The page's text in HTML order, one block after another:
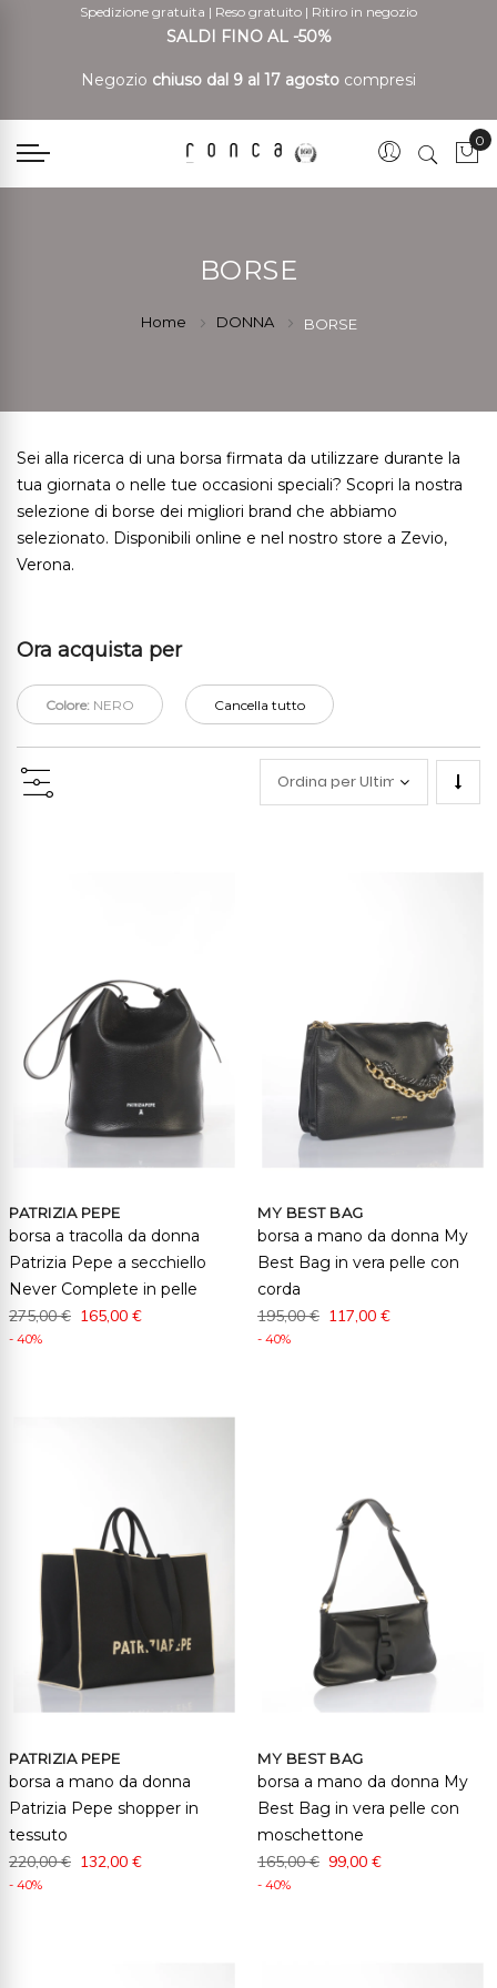
Spedizione gratuita | Reso gratuito | Ritiro in negozio
SALDI FINO AL -50%
Negozio chiuso dal 9 al 17 agosto compresi
0
BORSE
Home DONNA BORSE
Sei alla ricerca di una borsa firmata da utilizzare durante la
tua giornata o nelle tue occasioni speciali? Scopri la nostra
selezione di borse dei migliori brand che abbiamo
selezionato. Disponibili online e nel nostro store a Zevio,
Verona.
Ora acquista per
Colore: NERO Cancella tutto
PATRIZIA PEPE
borsa a tracolla da donna
Patrizia Pepe a secchiello
Never Complete in pelle
275,00 € 165,00 €
- 40%
MY BEST BAG
borsa a mano da donna My
Best Bag in vera pelle con
corda
195,00 € 117,00 €
- 40%
PATRIZIA PEPE
borsa a mano da donna
Patrizia Pepe shopper in
tessuto
220,00 € 132,00 €
- 40%
MY BEST BAG
borsa a mano da donna My
Best Bag in vera pelle con
moschettone
165,00 € 99,00 €
- 40%